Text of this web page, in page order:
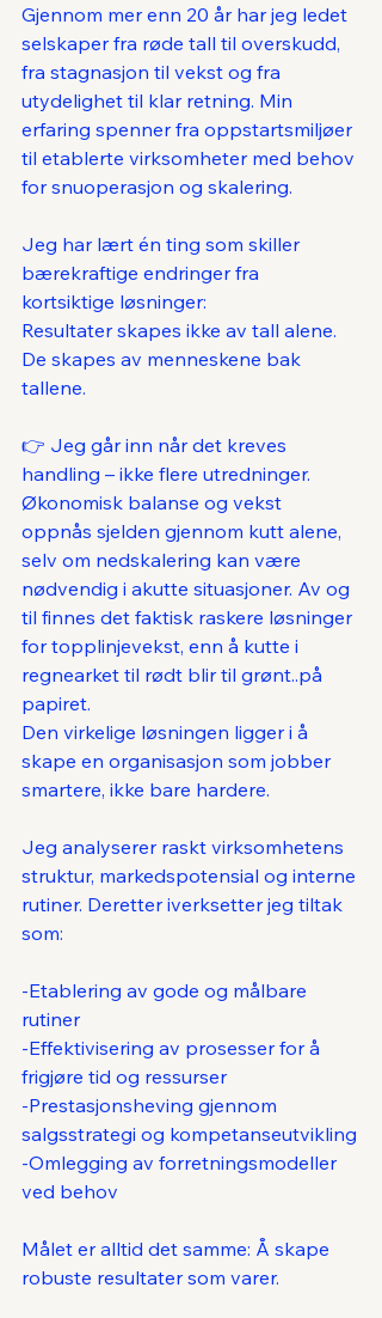
Gjennom mer enn 20 år har jeg ledet
selskaper fra røde tall til overskudd,
fra stagnasjon til vekst og fra
utydelighet til klar retning. Min
erfaring spenner fra oppstartsmiljøer
til etablerte virksomheter med behov
for snuoperasjon og skalering.
Jeg har lært én ting som skiller
bærekraftige endringer fra
kortsiktige løsninger:
Resultater skapes ikke av tall alene.
De skapes av menneskene bak
tallene.
👉 Jeg går inn når det kreves
handling – ikke flere utredninger.
Økonomisk balanse og vekst
oppnås sjelden gjennom kutt alene,
selv om nedskalering kan være
nødvendig i akutte situasjoner. Av og
til finnes det faktisk raskere løsninger
for topplinjevekst, enn å kutte i
regnearket til rødt blir til grønt..på
papiret.
Den virkelige løsningen ligger i å
skape en organisasjon som jobber
smartere, ikke bare hardere.
Jeg analyserer raskt virksomhetens
struktur, markedspotensial og interne
rutiner. Deretter iverksetter jeg tiltak
som:
-Etablering av gode og målbare
rutiner
-Effektivisering av prosesser for å
frigjøre tid og ressurser
-Prestasjonsheving gjennom
salgsstrategi og kompetanseutvikling
-Omlegging av forretningsmodeller
ved behov
Målet er alltid det samme: Å skape
robuste resultater som varer.